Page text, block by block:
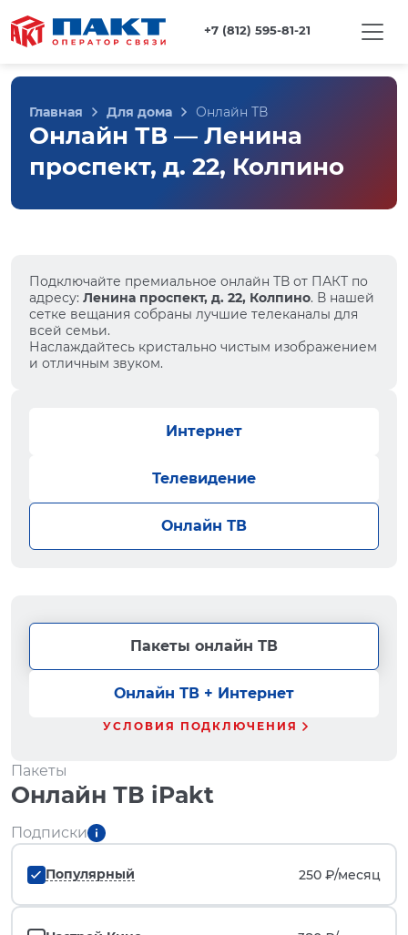
+7 (812) 595-81-21
Главная Для дома Онлайн ТВ
Онлайн ТВ — Ленина
проспект, д. 22, Колпино
Подключайте премиальное онлайн ТВ от ПАКТ по
адресу: Ленина проспект, д. 22, Колпино. В нашей
сетке вещания собраны лучшие телеканалы для
всей семьи.
Наслаждайтесь кристально чистым изображением
и отличным звуком.
Интернет
Телевидение
Онлайн ТВ
Пакеты онлайн ТВ
Онлайн ТВ + Интернет
УСЛОВИЯ ПОДКЛЮЧЕНИЯ
Пакеты
Онлайн ТВ iPakt
Подписки
Популярный 250 ₽/месяц